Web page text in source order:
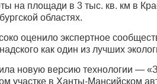
на площади в 3 тыс. кв. км в
областях.
оценило экспертное
как один из лучших
новую версию технологии —
участке в Ханты-Мансийском